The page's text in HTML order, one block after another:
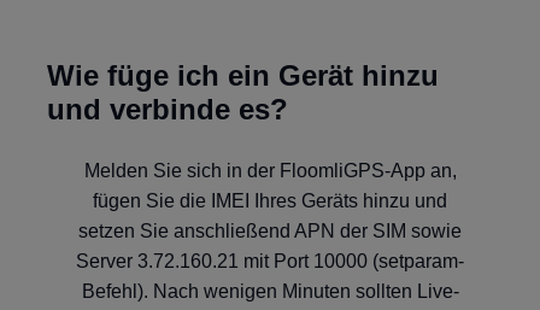
Wie füge ich ein Gerät hinzu
und verbinde es?
Melden Sie sich in der FloomliGPS-App an,
fügen Sie die IMEI Ihres Geräts hinzu und
setzen Sie anschließend APN der SIM sowie
Server 3.72.160.21 mit Port 10000 (setparam-
Befehl). Nach wenigen Minuten sollten Live-